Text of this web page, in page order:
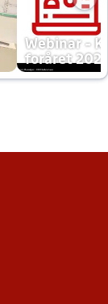
Webinar -
foråret